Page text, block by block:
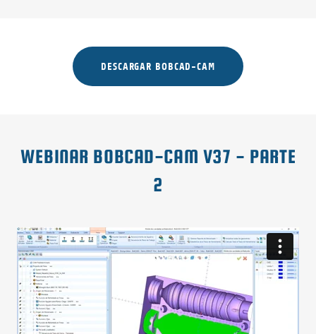
DESCARGAR BOBCAD-CAM
WEBINAR BOBCAD-CAM V37 - PARTE
2